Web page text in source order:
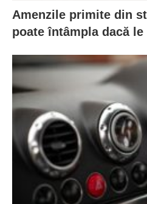
Amenzile primite din
poate întâmpla dacă